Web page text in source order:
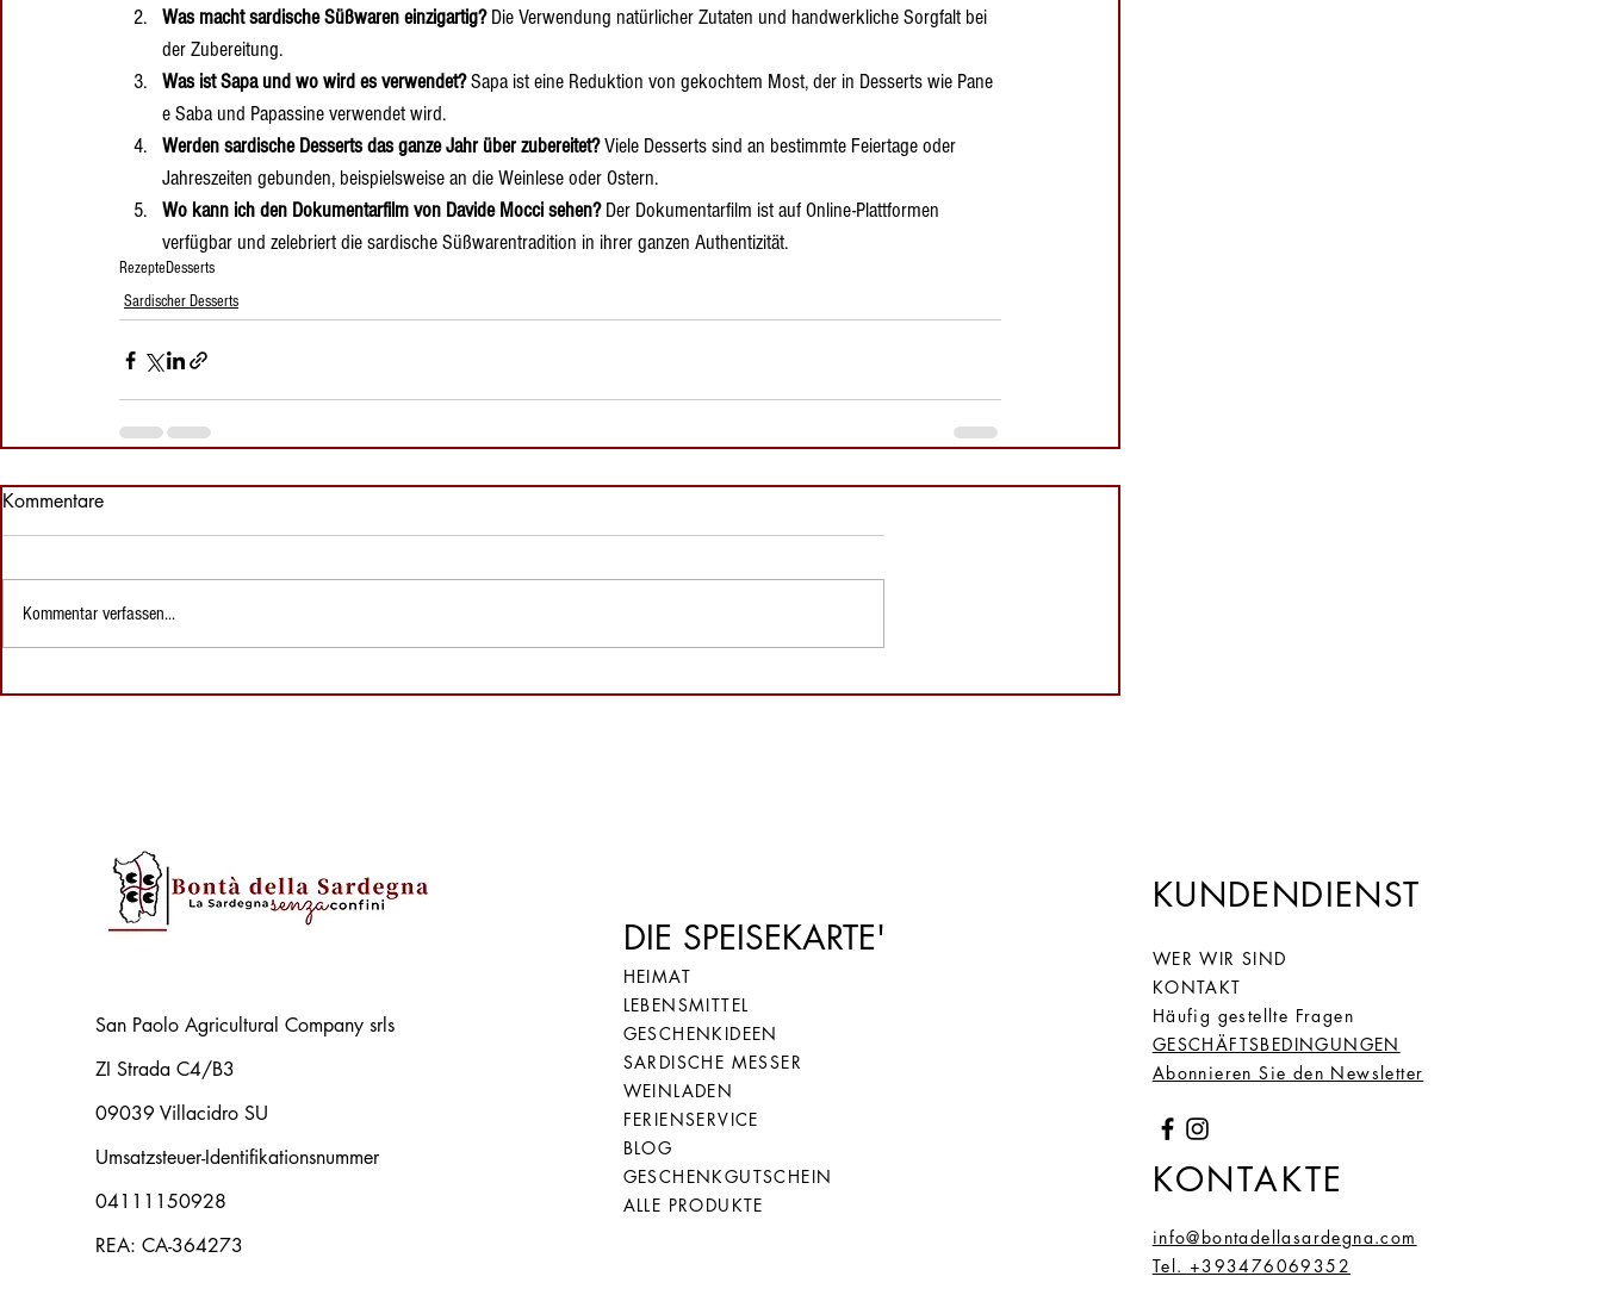
Was macht sardische Süßwaren einzigartig? Die Verwendung natürlicher Zutaten und handwerkliche Sorgfalt bei
der Zubereitung.
Was ist Sapa und wo wird es verwendet? Sapa ist eine Reduktion von gekochtem Most, der in Desserts wie Pane
e Saba und Papassine verwendet wird.
Werden sardische Desserts das ganze Jahr über zubereitet? Viele Desserts sind an bestimmte Feiertage oder
Jahreszeiten gebunden, beispielsweise an die Weinlese oder Ostern.
Wo kann ich den Dokumentarfilm von Davide Mocci sehen? Der Dokumentarfilm ist auf Online-Plattformen
verfügbar und zelebriert die sardische Süßwarentradition in ihrer ganzen Authentizität.
RezepteDesserts
Sardischer Desserts
Kommentare
Kommentar verfassen...
San Paolo Agricultural Company srls
ZI Strada C4/B3
09039 Villacidro SU
Umsatzsteuer-Identifikationsnummer
04111150928
REA: CA-364273
DIE SPEISEKARTE'
HEIMAT
LEBENSMITTEL
GESCHENKIDEEN
SARDISCHE MESSER
WEINLADEN
FERIENSERVICE
BLOG
GESCHENKGUTSCHEIN
ALLE PRODUKTE
KUNDENDIENST
WER WIR SIND
KONTAKT
Häufig gestellte Fragen
GESCHÄFTSBEDINGUNGEN
Abonnieren Sie den Newsletter
KONTAKTE
info@bontadellasardegna.com
Tel. +393476069352